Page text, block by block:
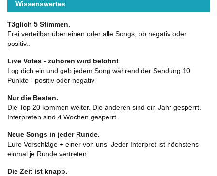
Wissenswertes
Täglich 5 Stimmen.
Frei verteilbar über einen oder alle Songs, ob negativ oder
positiv..
Live Votes - zuhören wird belohnt
Log dich ein und geb jedem Song während der Sendung 10
Punkte - positiv oder negativ
Nur die Besten.
Die Top 20 kommen weiter. Die anderen sind ein Jahr gesperrt.
Interpreten sind 4 Wochen gesperrt.
Neue Songs in jeder Runde.
Eure Vorschläge + einer von uns. Jeder Interpret ist höchstens
einmal je Runde vertreten.
Die Zeit ist knapp.